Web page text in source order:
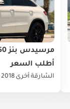
مرسيدس بنز GLE 350
أطلب السعر
الشارقة أخرى 2018